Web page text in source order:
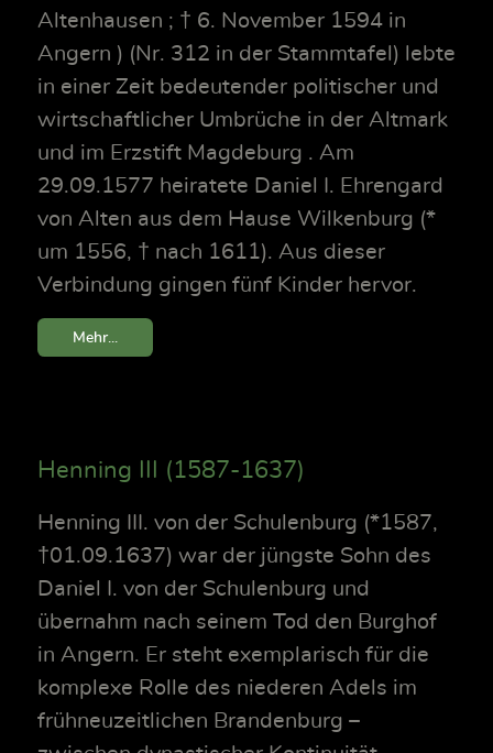
Altenhausen ; † 6. November 1594 in
Angern ) (Nr. 312 in der Stammtafel) lebte
in einer Zeit bedeutender politischer und
wirtschaftlicher Umbrüche in der Altmark
und im Erzstift Magdeburg . Am
29.09.1577 heiratete Daniel I. Ehrengard
von Alten aus dem Hause Wilkenburg (*
um 1556, † nach 1611). Aus dieser
Verbindung gingen fünf Kinder hervor.
Mehr...
Henning III (1587-1637)
Henning III. von der Schulenburg (*1587,
†01.09.1637) war der jüngste Sohn des
Daniel I. von der Schulenburg und
übernahm nach seinem Tod den Burghof
in Angern. Er steht exemplarisch für die
komplexe Rolle des niederen Adels im
frühneuzeitlichen Brandenburg –